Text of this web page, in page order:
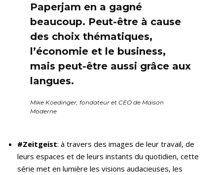
Paperjam en a gagné
beaucoup. Peut-être à cause
des choix thématiques,
l’économie et le business,
mais peut-être aussi grâce aux
langues.
Mike Koedinger, fondateur et CEO de Maison
Moderne
#Zeitgeist: à travers des images de leur travail, de
leurs espaces et de leurs instants du quotidien, cette
série met en lumière les visions audacieuses, les